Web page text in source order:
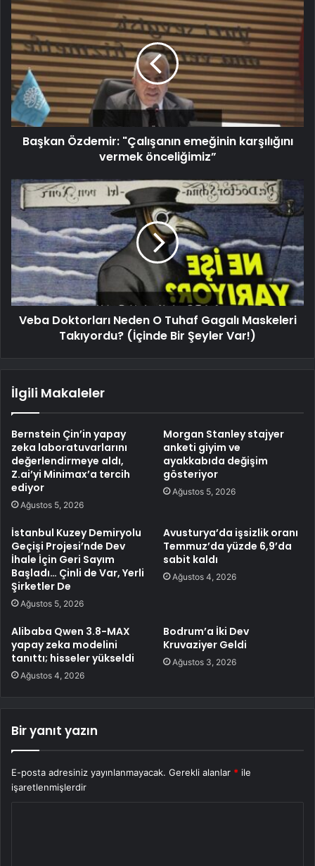
Başkan Özdemir: "Çalışanın emeğinin karşılığını
vermek önceliğimiz”
Veba Doktorları Neden O Tuhaf Gagalı Maskeleri
Takıyordu? (İçinde Bir Şeyler Var!)
İlgili Makaleler
Bernstein Çin’in yapay
zeka laboratuvarlarını
değerlendirmeye aldı,
Z.ai’yi Minimax’a tercih
ediyor
Ağustos 5, 2026
Morgan Stanley stajyer
anketi giyim ve
ayakkabıda değişim
gösteriyor
Ağustos 5, 2026
İstanbul Kuzey Demiryolu
Geçişi Projesi’nde Dev
İhale İçin Geri Sayım
Başladı… Çinli de Var, Yerli
Şirketler De
Ağustos 5, 2026
Avusturya’da işsizlik oranı
Temmuz’da yüzde 6,9’da
sabit kaldı
Ağustos 4, 2026
Alibaba Qwen 3.8-MAX
yapay zeka modelini
tanıttı; hisseler yükseldi
Ağustos 4, 2026
Bodrum’a İki Dev
Kruvaziyer Geldi
Ağustos 3, 2026
Bir yanıt yazın
E-posta adresiniz yayınlanmayacak. Gerekli alanlar * ile
işaretlenmişlerdir